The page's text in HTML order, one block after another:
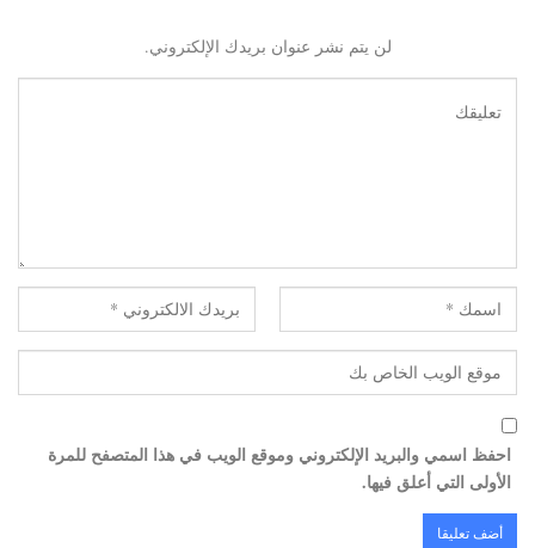
لن يتم نشر عنوان بريدك الإلكتروني.
احفظ اسمي والبريد الإلكتروني وموقع الويب في هذا المتصفح للمرة
الأولى التي أعلق فيها.